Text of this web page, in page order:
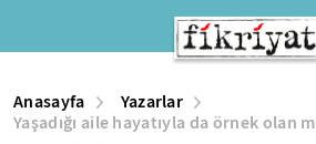
Anasayfa
Yazarlar
Yaşadığı aile hayatıyla da örnek